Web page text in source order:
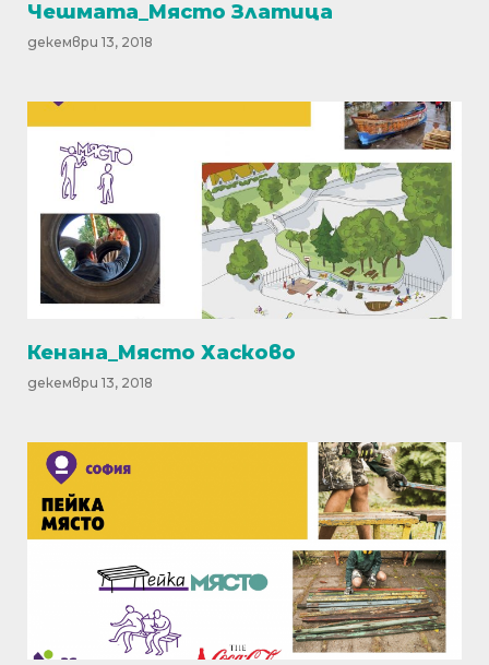
Чешмата_Място Златица
декември 13, 2018
Кенана_Място Хасково
декември 13, 2018